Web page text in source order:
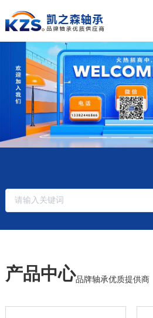
产品中心品牌轴承优质提供商